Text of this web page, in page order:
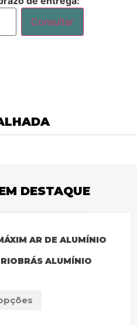
Consultar
DESTAQUE
AR DE ALUMÍNIO
ALUMÍNIO